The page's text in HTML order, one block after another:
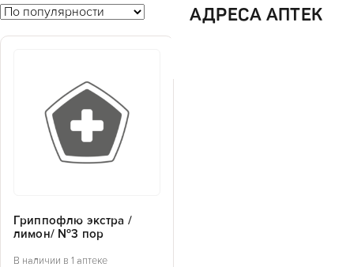
АДРЕСА АПТЕК
Гриппофлю экстра /
лимон/ №3 пор
В наличии в 1 аптеке